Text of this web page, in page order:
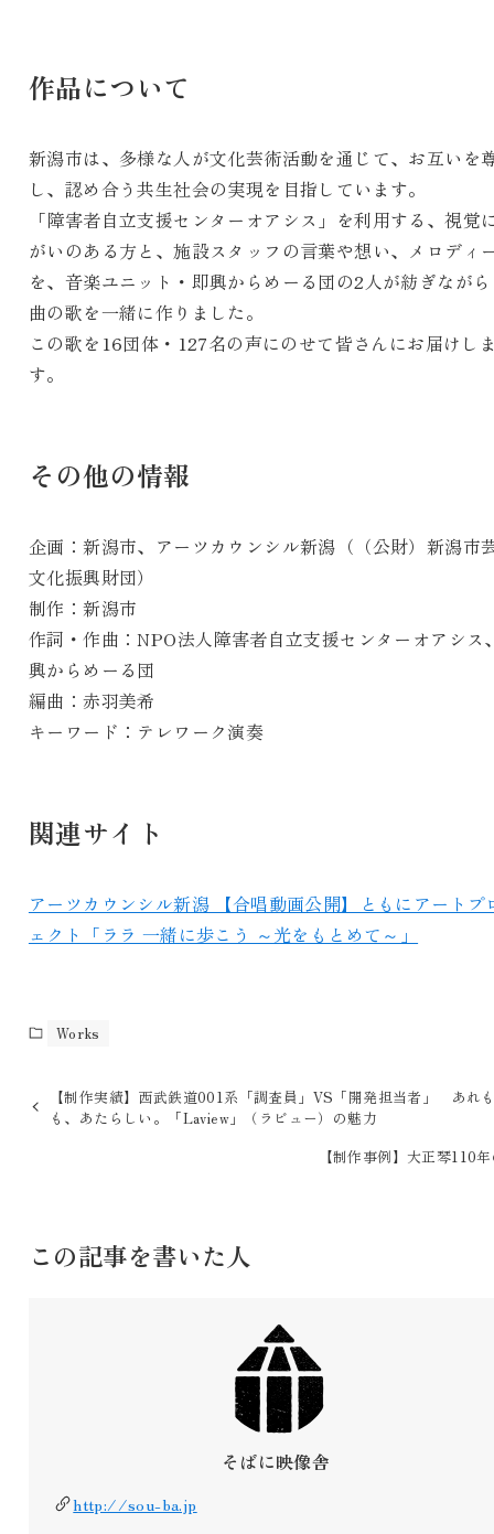
作品について
新潟市は、多様な人が文化芸術活動を通じて、お互いを
し、認め合う共生社会の実現を目指しています。
「障害者自立支援センターオアシス」を利用する、視覚
がいのある方と、施設スタッフの言葉や想い、メロディ
を、音楽ユニット・即興からめーる団の2人が紡ぎなが
曲の歌を一緒に作りました。
この歌を16団体・127名の声にのせて皆さんにお届けし
す。
その他の情報
企画：新潟市、アーツカウンシル新潟（（公財）新潟市
文化振興財団）
制作：新潟市
作詞・作曲：NPO法人障害者自立支援センターオアシス
興からめーる団
編曲：赤羽美希
キーワード：テレワーク演奏
関連サイト
アーツカウンシル新潟 【合唱動画公開】ともにアートプ
ェクト「ララ 一緒に歩こう ～光をもとめて～」
Works
【制作実績】西武鉄道001系「調査員」VS「開発担当者」 あれ
も、あたらしい。「Laview」（ラビュー）の魅力
【制作事例】大正琴110
この記事を書いた人
そばに映像舎
http://sou-ba.jp